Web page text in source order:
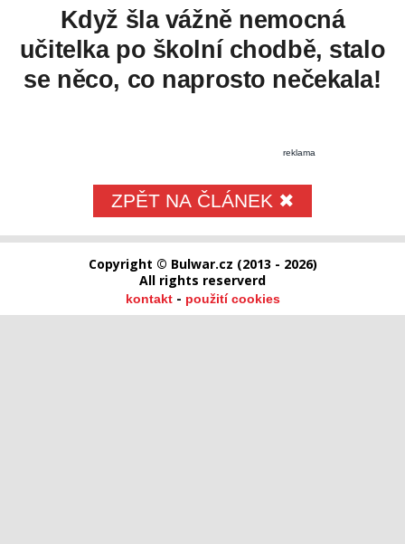
Když šla vážně nemocná
učitelka po školní chodbě, stalo
se něco, co naprosto nečekala!
reklama
ZPĚT NA ČLÁNEK ✖
Copyright © Bulwar.cz (2013 - 2026)
All rights reserverd
kontakt- použití cookies